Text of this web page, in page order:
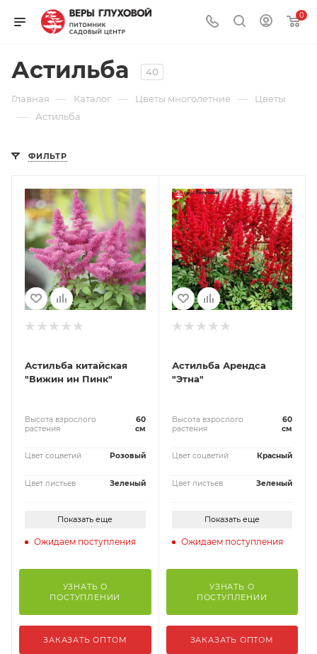
0
Астильба 40
Главная — Каталог — Цветы многолетние — Цветы
— Астильба
ФИЛЬТР
Астильба китайская
"Вижин ин Пинк"
Высота взрослого
растения
60
см
Цвет соцветий Розовый
Цвет листьев Зеленый
Показать еще
Ожидаем поступления
УЗНАТЬ О
ПОСТУПЛЕНИИ
ЗАКАЗАТЬ ОПТОМ
Астильба Арендса
"Этна"
Высота взрослого
растения
60
см
Цвет соцветий Красный
Цвет листьев Зеленый
Показать еще
Ожидаем поступления
УЗНАТЬ О
ПОСТУПЛЕНИИ
ЗАКАЗАТЬ ОПТОМ